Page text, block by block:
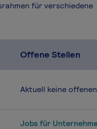
für verschiedene
Offene Stellen
Aktuell keine
Jobs für